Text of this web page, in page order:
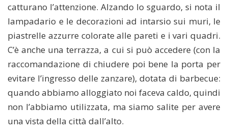
catturano l’attenzione. Alzando lo sguardo, si nota il
lampadario e le decorazioni ad intarsio sui muri, le
piastrelle azzurre colorate alle pareti e i vari quadri.
C’è anche una terrazza, a cui si può accedere (con la
raccomandazione di chiudere poi bene la porta per
evitare l’ingresso delle zanzare), dotata di barbecue:
quando abbiamo alloggiato noi faceva caldo, quindi
non l’abbiamo utilizzata, ma siamo salite per avere
una vista della città dall’alto.